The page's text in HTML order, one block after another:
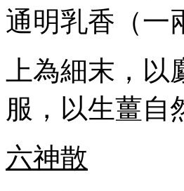
通明乳香（
上為細末，
服，以生薑自
六神散